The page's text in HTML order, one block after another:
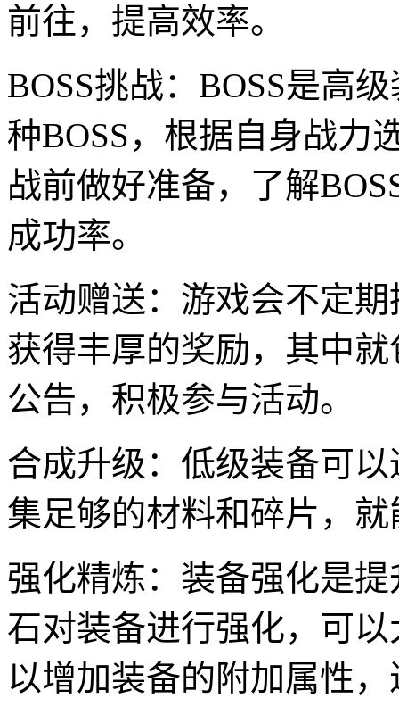
前往，提高效率。
BOSS挑战：BOSS是高
种BOSS，根据自身战力
战前做好准备，了解
成功率。
活动赠送：游戏会不定
获得丰厚的奖励，其中
公告，积极参与活动。
合成升级：低级装备可
集足够的材料和碎片，
强化精炼：装备强化是
石对装备进行强化，可
以增加装备的附加属性